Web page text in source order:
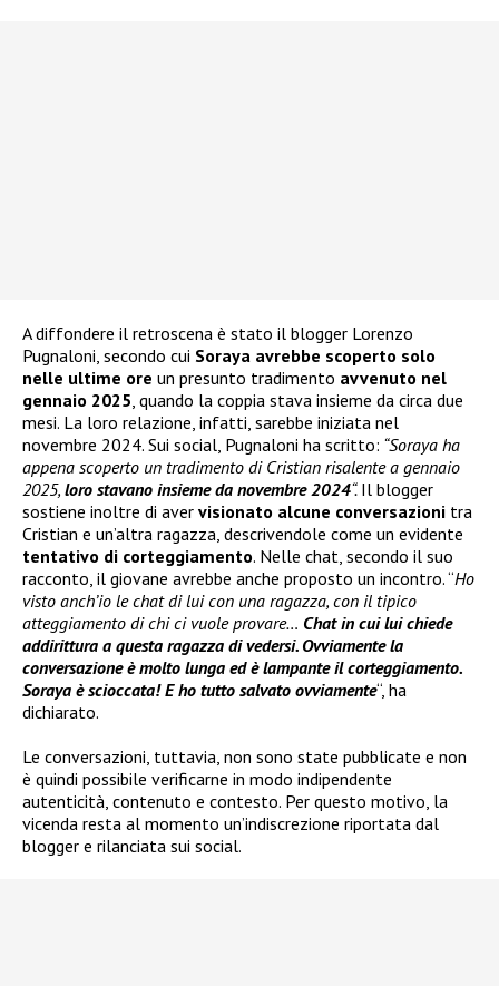
A diffondere il retroscena è stato il blogger Lorenzo
Pugnaloni, secondo cui Soraya avrebbe scoperto solo
nelle ultime ore un presunto tradimento avvenuto nel
gennaio 2025 , quando la coppia stava insieme da circa due
mesi. La loro relazione, infatti, sarebbe iniziata nel
novembre 2024. Sui social, Pugnaloni ha scritto: “Soraya ha
appena scoperto un tradimento di Cristian risalente a gennaio
2025, loro stavano insieme da novembre 2024“. Il blogger
sostiene inoltre di aver visionato alcune conversazioni tra
Cristian e un’altra ragazza, descrivendole come un evidente
tentativo di corteggiamento. Nelle chat, secondo il suo
racconto, il giovane avrebbe anche proposto un incontro. “Ho
visto anch’io le chat di lui con una ragazza, con il tipico
atteggiamento di chi ci vuole provare… Chat in cui lui chiede
addirittura a questa ragazza di vedersi. Ovviamente la
conversazione è molto lunga ed è lampante il corteggiamento.
Soraya è scioccata! E ho tutto salvato ovviamente“, ha
dichiarato.
Le conversazioni, tuttavia, non sono state pubblicate e non
è quindi possibile verificarne in modo indipendente
autenticità, contenuto e contesto. Per questo motivo, la
vicenda resta al momento un’indiscrezione riportata dal
blogger e rilanciata sui social.